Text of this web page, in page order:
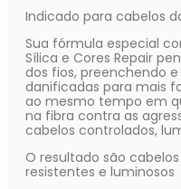
Indicado para cabelos
Sua fórmula especial
Sílica e Cores Repair
dos fios, preenchendo
danificadas para mais
ao mesmo tempo em
na fibra contra as
cabelos controlados,
O resultado são
resistentes e luminosos